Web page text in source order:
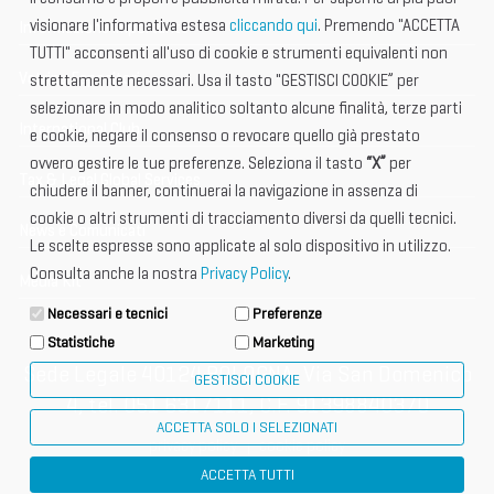
Informazione importante
Vetrina Espositori
International Club
Tax & Legal Global Services
News e Comunicati
Media Kit
Sede Legale 40124 BOLOGNA, Via San Domenico
4, tel. 051 6317111, C.F. 91398840370
privacy policy cookie policy
visionare l'informativa estesa cliccando qui. Premendo "ACCETTA
TUTTI" acconsenti all'uso di cookie e strumenti equivalenti non
strettamente necessari. Usa il tasto "GESTISCI COOKIE” per
selezionare in modo analitico soltanto alcune finalità, terze parti
e cookie, negare il consenso o revocare quello già prestato
ovvero gestire le tue preferenze. Seleziona il tasto “X” per
chiudere il banner, continuerai la navigazione in assenza di
cookie o altri strumenti di tracciamento diversi da quelli tecnici.
Le scelte espresse sono applicate al solo dispositivo in utilizzo.
Consulta anche la nostra Privacy Policy.
Necessari e tecnici
Preferenze
Statistiche
Marketing
GESTISCI COOKIE
ACCETTA SOLO I SELEZIONATI
ACCETTA TUTTI